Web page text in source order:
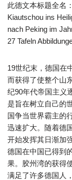
此德文本标题全名
Kiautschou ins
nach Peking im
27 Tafeln
19世纪末，德国在
而获得了使整个山
纪90年代帝国主义
是旨在树立自己的
国争当世界霸主的
迅速扩大。随着德
开始发挥其日渐加
德国在中国已得到
果。胶州湾的获得
满足了许多德国人